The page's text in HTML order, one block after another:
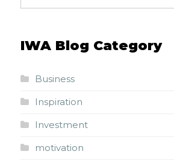
IWA Blog Category
Business
Inspiration
Investment
motivation